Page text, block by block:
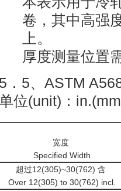
卷，其中高强
上。
厚度测量位置
5．5、ASTM
位(unit)：
宽度
Specified Width
超过12(305)~30(762) 含
Over 12(305) to 30(762) incl.